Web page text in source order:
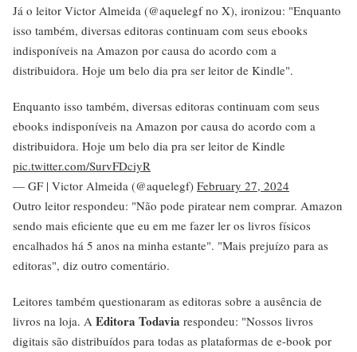
Já o leitor Victor Almeida (@aquelegf no X), ironizou: "Enquanto
isso também, diversas editoras continuam com seus ebooks
indisponíveis na Amazon por causa do acordo com a
distribuidora. Hoje um belo dia pra ser leitor de Kindle".
Enquanto isso também, diversas editoras continuam com seus
ebooks indisponíveis na Amazon por causa do acordo com a
distribuidora. Hoje um belo dia pra ser leitor de Kindle
pic.twitter.com/SurvFDciyR
— GF | Victor Almeida (@aquelegf) February 27, 2024
Outro leitor respondeu: "Não pode piratear nem comprar. Amazon
sendo mais eficiente que eu em me fazer ler os livros físicos
encalhados há 5 anos na minha estante". "Mais prejuízo para as
editoras", diz outro comentário.
Leitores também questionaram as editoras sobre a ausência de
livros na loja. A Editora Todavia respondeu: "Nossos livros
digitais são distribuídos para todas as plataformas de e-book por